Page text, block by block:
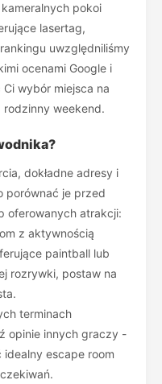
pokoi
lasertag,
uwzględniliśmy
ocenami Google i
wybór miejsca na
weekend.
dokładne adresy i
porównać je przed
oferowanych atrakcji:
z aktywnością
paintball lub
rozrywki, postaw na
terminach
opinie innych graczy -
escape room